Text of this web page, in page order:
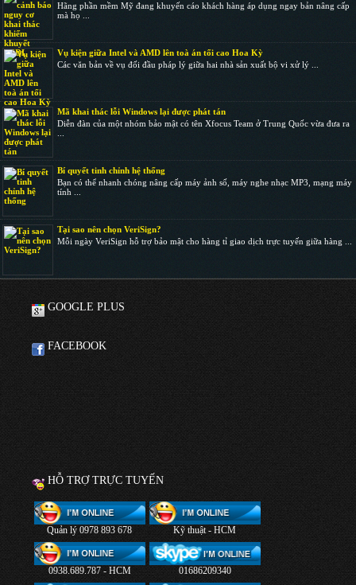
Hãng phần mềm Mỹ đang khuyến cáo khách hàng áp dụng ngay bản nâng cấp
mà họ ...
Vụ kiện giữa Intel và AMD lên toà án tối cao Hoa Kỳ
Các văn bản về vụ đối đầu pháp lý giữa hai nhà sản xuất bộ vi xử lý ...
Mã khai thác lỗi Windows lại được phát tán
Diễn đàn của một nhóm bảo mật có tên Xfocus Team ở Trung Quốc vừa đưa ra
Bí quyết tinh chỉnh hệ thống
Bạn có thể nhanh chóng nâng cấp máy ảnh số, máy nghe nhạc MP3, mạng máy
tính ...
Tại sao nên chọn VeriSign?
Mỗi ngày VeriSign hỗ trợ bảo mật cho hàng tỉ giao dịch trực tuyến giữa hàng ...
GOOGLE PLUS
FACEBOOK
HỖ TRỢ TRỰC TUYẾN
Quản lý 0978 893 678 Kỹ thuật - HCM
0938.689.787 - HCM 01686209340